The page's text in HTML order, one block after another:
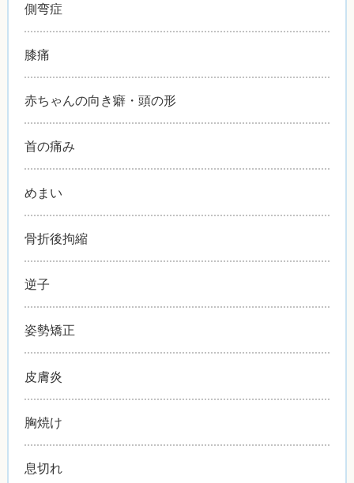
側弯症
膝痛
赤ちゃんの向き癖・頭の形
首の痛み
めまい
骨折後拘縮
逆子
姿勢矯正
皮膚炎
胸焼け
息切れ